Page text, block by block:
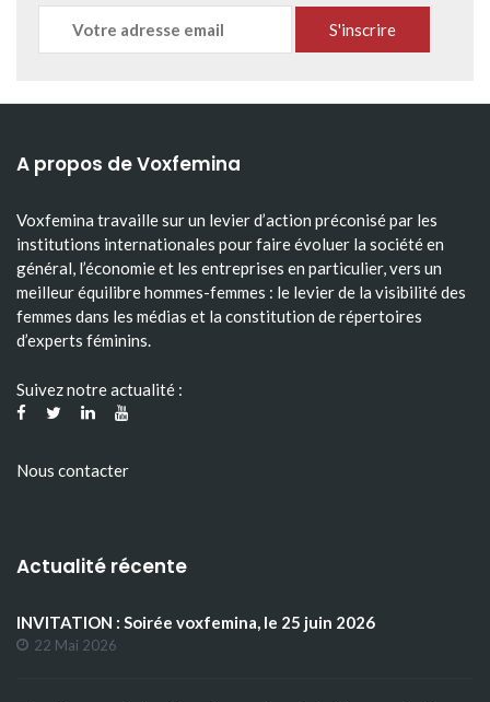
A propos de Voxfemina
Voxfemina travaille sur un levier d’action préconisé par les
institutions internationales pour faire évoluer la société en
général, l’économie et les entreprises en particulier, vers un
meilleur équilibre hommes-femmes : le levier de la visibilité des
femmes dans les médias et la constitution de répertoires
d’experts féminins.
Suivez notre actualité :
Nous contacter
Actualité récente
INVITATION : Soirée voxfemina, le 25 juin 2026
22 Mai 2026